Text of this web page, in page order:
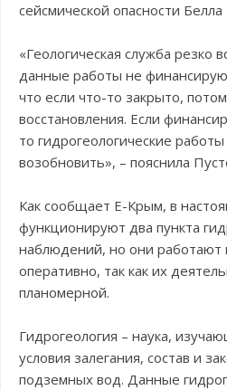
сейсмической опасности
«Геологическая служба резко
данные работы не
что если что-то закрыто,
восстановления. Если
то гидрогеологические
возобновить», – пояснила
Как сообщает Е-Крым, в
функционируют два пункта
наблюдений, но они работают
оперативно, так как их
планомерной.
Гидрогеология – наука,
условия залегания, состав и
подземных вод. Данные